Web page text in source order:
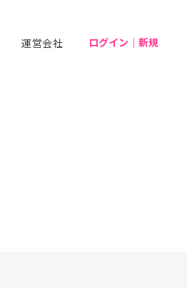
運営会社 ログイン｜新規